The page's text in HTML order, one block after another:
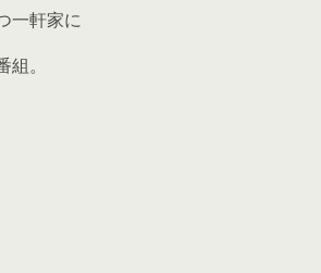
一軒家に
。